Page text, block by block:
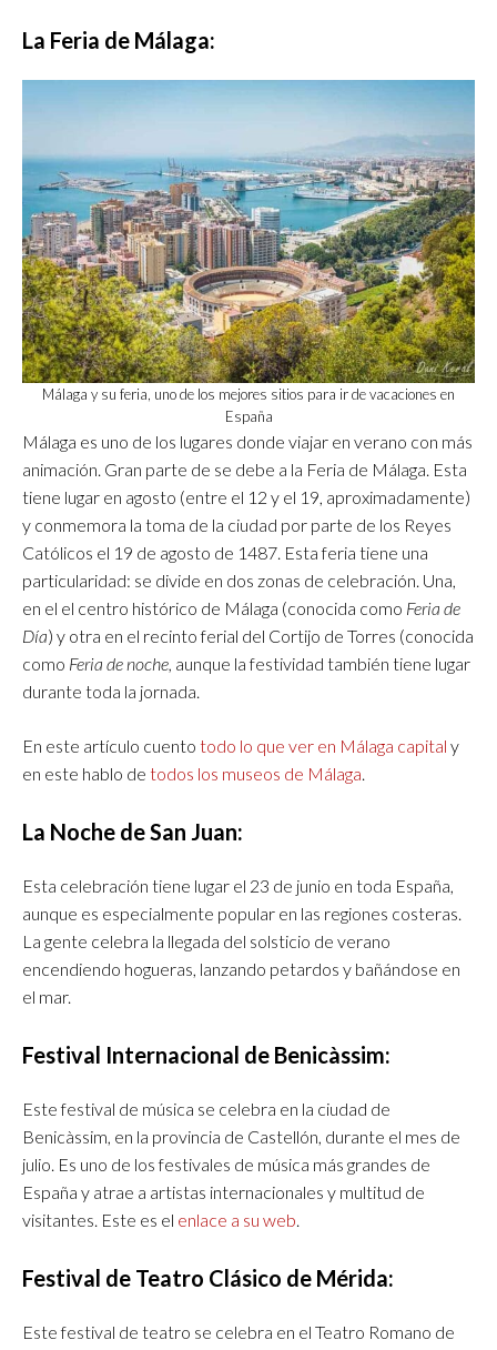
La Feria de Málaga:
Málaga y su feria, uno de los mejores sitios para ir de vacaciones en
España
Málaga es uno de los lugares donde viajar en verano con más
animación. Gran parte de se debe a la Feria de Málaga. Esta
tiene lugar en agosto (entre el 12 y el 19, aproximadamente)
y conmemora la toma de la ciudad por parte de los Reyes
Católicos el 19 de agosto de 1487. Esta feria tiene una
particularidad: se divide en dos zonas de celebración. Una,
en el el centro histórico de Málaga (conocida como Feria de
Día) y otra en el recinto ferial del Cortijo de Torres (conocida
como Feria de noche, aunque la festividad también tiene lugar
durante toda la jornada.
En este artículo cuento todo lo que ver en Málaga capital y
en este hablo de todos los museos de Málaga.
La Noche de San Juan:
Esta celebración tiene lugar el 23 de junio en toda España,
aunque es especialmente popular en las regiones costeras.
La gente celebra la llegada del solsticio de verano
encendiendo hogueras, lanzando petardos y bañándose en
el mar.
Festival Internacional de Benicàssim:
Este festival de música se celebra en la ciudad de
Benicàssim, en la provincia de Castellón, durante el mes de
julio. Es uno de los festivales de música más grandes de
España y atrae a artistas internacionales y multitud de
visitantes. Este es el enlace a su web.
Festival de Teatro Clásico de Mérida:
Este festival de teatro se celebra en el Teatro Romano de